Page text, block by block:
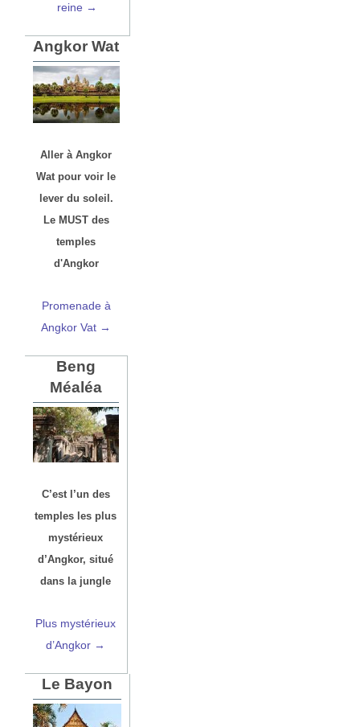
reine →
Angkor Wat
Aller à Angkor
Wat pour voir le
lever du soleil.
Le MUST des
temples
d'Angkor
Promenade à
Angkor Vat →
Beng
Méaléa
C’est l’un des
temples les plus
mystérieux
d’Angkor, situé
dans la jungle
Plus mystérieux
d’Angkor →
Le Bayon